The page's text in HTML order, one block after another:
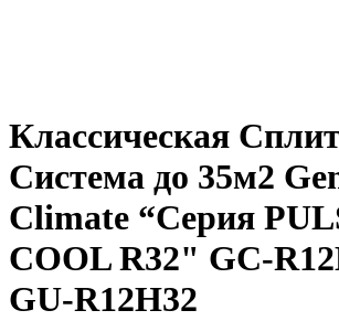
Классическая
Система до 35м2
Climate “Серия
COOL R32" GC-
GU-R12H32